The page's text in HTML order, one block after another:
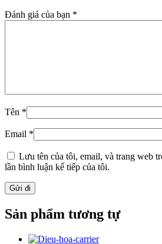
Đánh giá của bạn *
Tên *
Email *
Lưu tên của tôi, email, và trang web
lần bình luận kế tiếp của tôi.
Sản phẩm tương tự